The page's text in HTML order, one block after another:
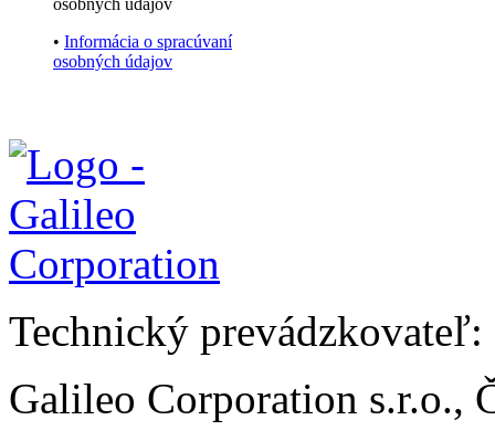
osobných údajov
• Informácia o spracúvaní
osobných údajov
Technický prevádzkovateľ:
Galileo Corporation s.r.o.,